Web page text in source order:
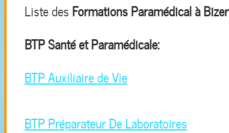
Liste des Formations Paramédical à
BTP Santé et Paramédicale:
BTP Auxiliaire de Vie
BTP Préparateur De Laboratoires